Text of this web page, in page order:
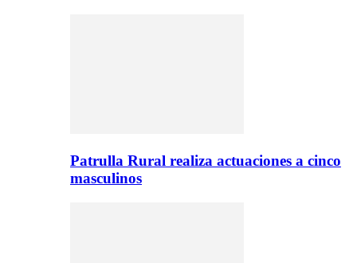
Patrulla Rural realiza actuaciones a cinco
masculinos